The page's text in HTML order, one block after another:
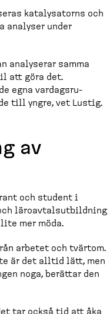
kataly­satorns och
analyser under
analyserar samma
att göra det.
egna vardags­ru­
till yngre, vet Lustig.
av
och student i
läroav­tals­ut­bildning
mer möda.
arbetet och tvärtom.
är det alltid lätt, men
noga, berättar den
tar också tid att åka